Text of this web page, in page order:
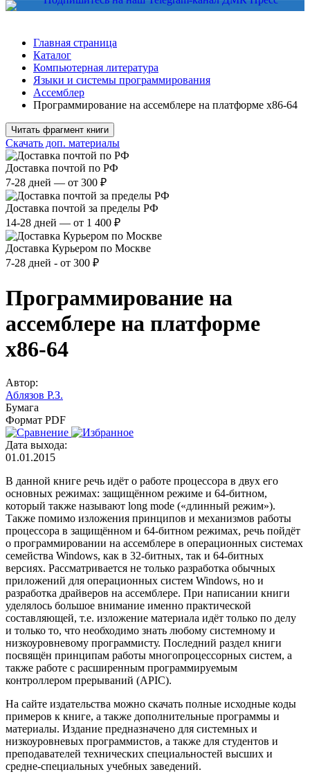
Главная страница
Каталог
Компьютерная литература
Языки и системы программирования
Ассемблер
Программирование на ассемблере на платформе x86-64
Читать фрагмент книги
Скачать доп. материалы
Доставка почтой по РФ
7-28 дней — от 300 ₽
Доставка почтой за пределы РФ
14-28 дней — от 1 400 ₽
Доставка Курьером по Москве
7-28 дней - от 300 ₽
Программирование на
ассемблере на платформе
x86-64
Автор:
Аблязов Р.З.
Бумага
Формат PDF
Дата выхода:
01.01.2015
В данной книге речь идёт о работе процессора в двух его
основных режимах: защищённом режиме и 64-битном,
который также называют long mode («длинный режим»).
Также помимо изложения принципов и механизмов работы
процессора в защищённом и 64-битном режимах, речь пойдёт
о программировании на ассемблере в операционных системах
семейства Windows, как в 32-битных, так и 64-битных
версиях. Рассматривается не только разработка обычных
приложений для операционных систем Windows, но и
разработка драйверов на ассемблере. При написании книги
уделялось большое внимание именно практической
составляющей, т.е. изложение материала идёт только по делу
и только то, что необходимо знать любому системному и
низкоуровневому программисту. Последний раздел книги
посвящён принципам работы многопроцессорных систем, а
также работе с расширенным программируемым
контроллером прерываний (APIC).
На сайте издательства можно скачать полные исходные коды
примеров к книге, а также дополнительные программы и
материалы. Издание предназначено для системных и
низкоуровневых программистов, а также для студентов и
преподавателей технических специальностей высших и
средне-специальных учебных заведений.